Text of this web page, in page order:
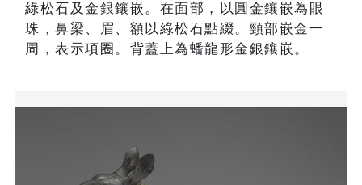
綠松石及金銀鑲嵌。在面部，以圓金鑲嵌為眼
珠，鼻梁、眉、額以綠松石點綴。頸部嵌金一
周，表示項圈。背蓋上為蟠龍形金銀鑲嵌。